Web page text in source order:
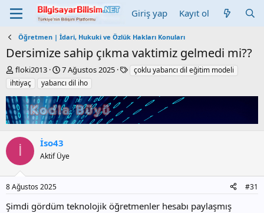
Giriş yap Kayıt ol
Öğretmen | İdari, Hukuki ve Özlük Hakları Konuları
Dersimize sahip çıkma vaktimiz gelmedi mi??
K
o
n
b
u
y
ş
l
a
t
a
floki2013
B
a
ş
l
a
n
ı
ç
a
i
h
7 Ağustos 2025
E
k
e
t
çoklu yabancı dil eğitim modeli
ihtiyaç
yabancı dil iho
İ İso43
Aktif Üye
8 Ağustos 2025 #31
Şimdi gördüm teknolojik öğretmenler hesabı paylaşmış